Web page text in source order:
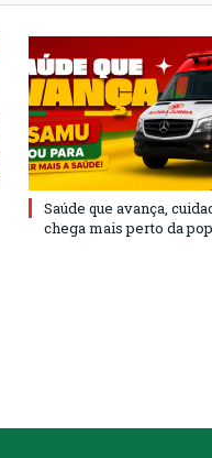
Saúde que avança,
chega mais perto da